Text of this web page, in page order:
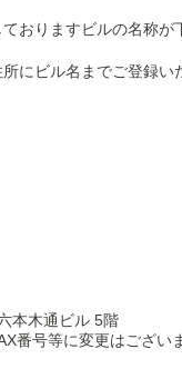
おりますビルの名称
にビル名までご登録
本木通ビル 5階
号等に変更はございま